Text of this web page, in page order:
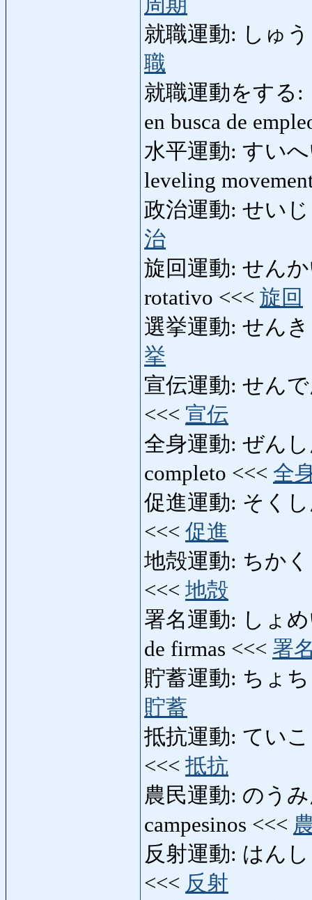
周期
就職運動: しゅ
職
就職運動をする
en busca de
水平運動: すい
leveling
政治運動: せい
治
旋回運動: せん
rotativo <<< 旋回
選挙運動: せん
挙
宣伝運動: せんで
<<< 宣伝
全身運動: ぜん
completo <<< 全
促進運動: そくし
<<< 促進
地殻運動: ちかく
<<< 地殻
署名運動: しょめ
de firmas <<< 署
貯蓄運動: ちょち
貯蓄
抵抗運動: ていこ
<<< 抵抗
農民運動: のう
campesinos <<<
反射運動: はん
<<< 反射